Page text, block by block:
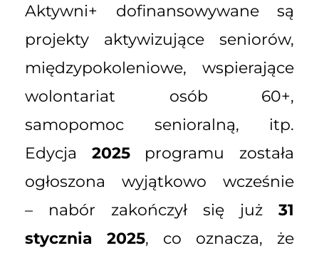
Aktywni+ dofinansowywane są
projekty aktywizujące seniorów,
międzypokoleniowe, wspierające
wolontariat osób 60+,
samopomoc senioralną, itp.
Edycja 2025programu została
ogłoszona wyjątkowo wcześnie
– nabór zakończył się już 31
stycznia 2025, co oznacza, że